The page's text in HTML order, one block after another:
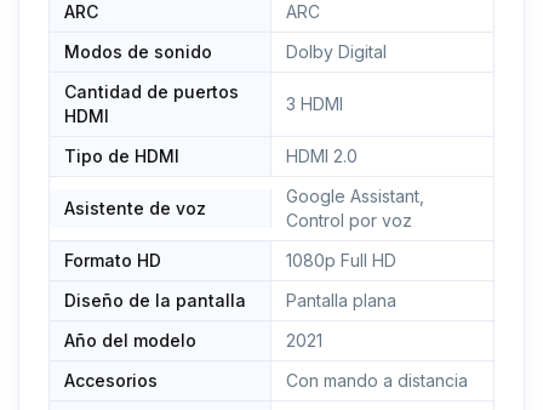
ARC
ARC
Modos de sonido
Dolby Digital
Cantidad de puertos
HDMI
3 HDMI
Tipo de HDMI HDMI 2.0
Asistente de voz
Google Assistant,
Control por voz
Formato HD
1080p Full HD
Diseño de la pantalla
Pantalla plana
Año del modelo
2021
Accesorios
Con mando a distancia